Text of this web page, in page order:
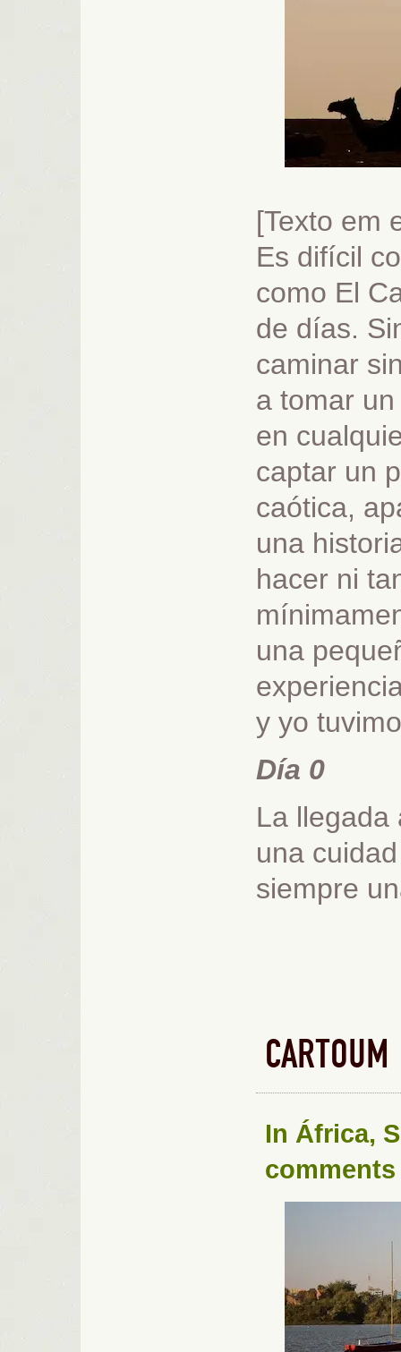
[Texto em
Es difícil
como El
de días.
caminar
a tomar
en
captar un
caótica,
una
hacer ni
una
y yo
Día 0
La llegada
una
siempre
In África,
comments